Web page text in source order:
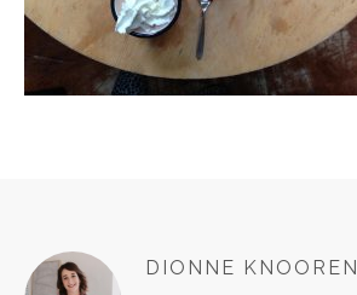
DIONNE KNOOREN